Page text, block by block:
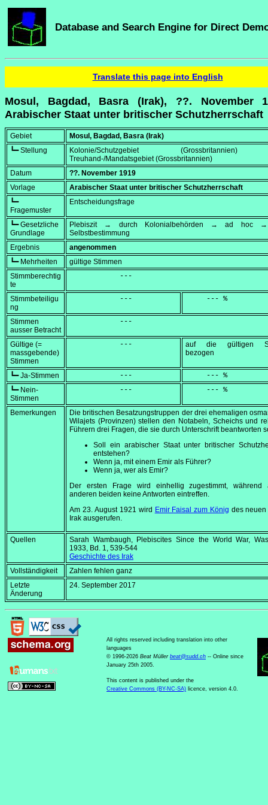
Database and Search Engine for Direct
Translate this page into English
Mosul, Bagdad, Basra (Irak), ??. November
Arabischer Staat unter britischer Schutzherrschaft
Gebiet
Mosul, Bagdad, Basra (Irak)
┗━ Stellung
Kolonie/Schutzgebiet
Treuhand-/Mandatsgebiet (Grossbritannien)
Datum
??. November 1919
Vorlage
Arabischer Staat unter britischer Schutzherrschaft
┗━
Fragemuster
Entscheidungsfrage
┗━ Gesetzliche
Grundlage
Plebiszit → durch Kolonialbehörden → ad hoc →
Selbstbestimmung
Ergebnis
angenommen
┗━ Mehrheiten
gültige Stimmen
Stimmberechtig
te
            ---
Stimmbeteiligu
ng
            ---
     --- %
Stimmen
ausser Betracht
            ---
Gültige (=
massgebende)
Stimmen
            ---
auf die gültigen
bezogen
┗━ Ja-Stimmen
            ---
     --- %
┗━ Nein-
Stimmen
            ---
     --- %
Bemerkungen
Die britischen Besatzungstruppen der drei ehemaligen
Wilajets (Provinzen) stellen den Notabeln, Scheichs und
Führern drei Fragen, die sie durch Unterschrift beantworten
Soll ein arabischer Staat unter britischer
entstehen?
Wenn ja, mit einem Emir als Führer?
Wenn ja, wer als Emir?
Der ersten Frage wird einhellig zugestimmt, während
anderen beiden keine Antworten eintreffen.
Am 23. August 1921 wird Emir Faisal zum König des neuen
Irak ausgerufen.
Quellen Sarah Wambaugh, Plebiscites Since the World War,
1933, Bd. 1, 539-544
Geschichte des Irak
Vollständigkeit
Zahlen fehlen ganz
Letzte
Änderung
24. September 2017
All rights reserved including translation into other
languages
© 1996-2026 Beat Müller beat@sudd.ch -- Online since
January 25th 2005.
This content is published under the
Creative Commons (BY-NC-SA) licence, version 4.0.